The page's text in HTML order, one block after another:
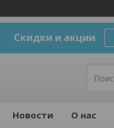
Скидки и акции
Новости О нас